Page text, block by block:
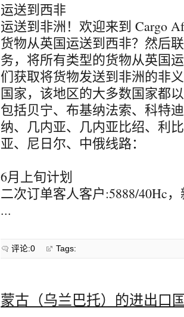
运送到西非
运送到非洲！欢迎来到 Cargo
货物从英国运送到西非？然后
务，将所有类型的货物从英国
们获取将货物发送到非洲的非
国家，该地区的大多数国家都
包括贝宁、布基纳法索、科特
纳、几内亚、几内亚比绍、利
亚、尼日尔、中俄线路：
6月上旬计划
二次订单客人客户:5888/40Hc
...
评论:0 Tags:
蒙古（乌兰巴托）的进出口